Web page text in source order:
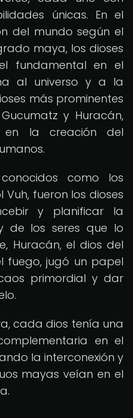
únicas. En el
del mundo según el
maya, los dioses
fundamental en el
al universo y a la
más prominentes
y Huracán,
en la creación del
como los
Vuh, fueron los dioses
y planificar la
de los seres que lo
Huracán, el dios del
fuego, jugó un papel
primordial y dar
cada dios tenía una
en el
la interconexión y
mayas veían en el